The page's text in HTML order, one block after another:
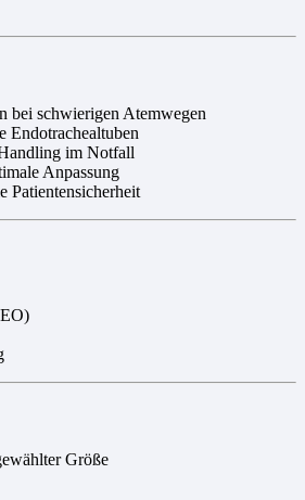
bei schwierigen Atemwegen
Endotrachealtuben
im Notfall
Anpassung
Patientensicherheit
Größe